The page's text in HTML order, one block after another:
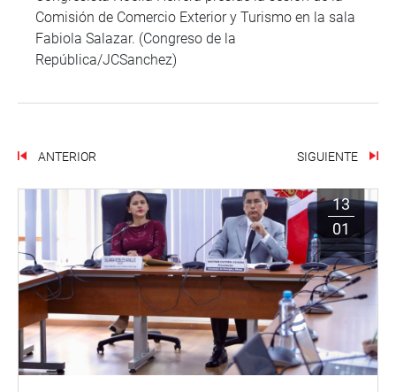
Comisión de Comercio Exterior y Turismo en la sala
Fabiola Salazar. (Congreso de la
República/JCSanchez)
ANTERIOR SIGUIENTE
13
01